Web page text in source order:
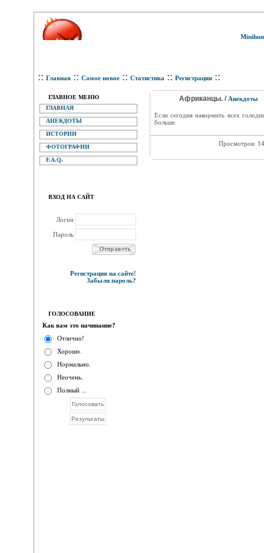
:: Главная :: Самое новое :: Статистика :: Регистрация ::
ГЛАВНОЕ МЕНЮ
ГЛАВНАЯ
АНЕКДОТЫ
ИСТОРИИ
ФОТОГРАФИИ
F.A.Q.
ВХОД НА САЙТ
Логин
Пароль
Регистрация на сайте!
Забыли пароль?
ГОЛОСОВАНИЕ
Как вам это начинание?
Отлично!
Хорошо.
Нормально.
Неочень.
Полный ...
Африканцы. / Анекдоты
Если сегодня накормить всех
больше.
Просмотров: